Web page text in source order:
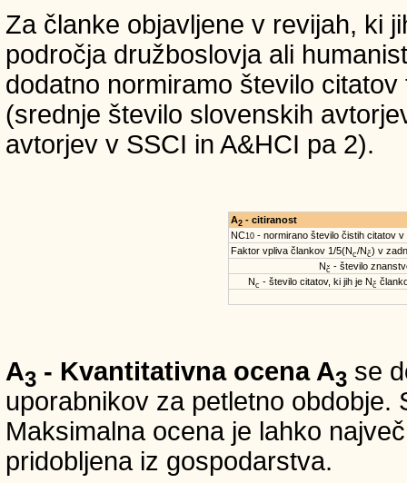
Za članke objavljene v revijah, ki
področja družboslovja ali
dodatno normiramo število
(srednje število slovenskih
avtorjev v SSCI in A&HCI pa 2).
A2- citiranost
NC10- normirano število čistih citatov v
Faktor vpliva člankov 1/5(Nc/Nč) v
Nč - število
Nc - število citatov, ki jih je Nč
A3 - Kvantitativna ocena A3 se
uporabnikov za petletno obdobje.
Maksimalna ocena je lahko
pridobljena iz gospodarstva.